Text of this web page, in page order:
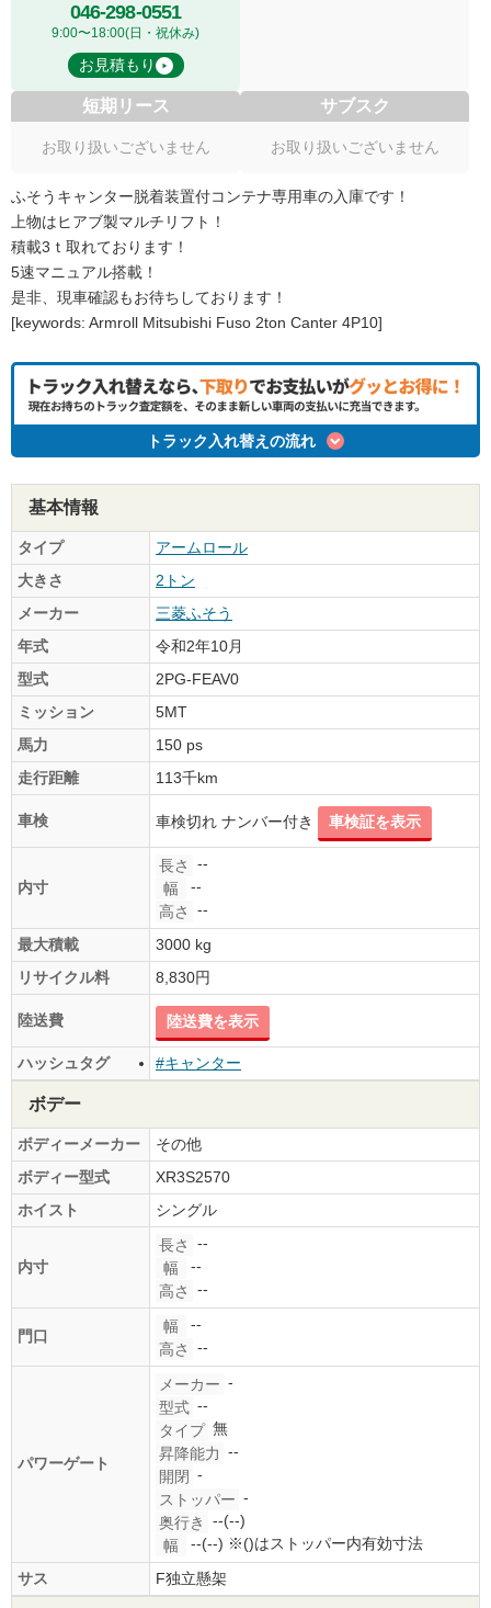
046-298-0551
9:00〜18:00(日・祝休み)
お見積もり
短期リース
お取り扱いございません
サブスク
お取り扱いございません
ふそうキャンター脱着装置付コンテナ専用車の入庫です！
上物はヒアブ製マルチリフト！
積載3ｔ取れております！
5速マニュアル搭載！
是非、現車確認もお待ちしております！
[keywords: Armroll Mitsubishi Fuso 2ton Canter 4P10]
トラック入れ替えの流れ
基本情報
タイプ
アームロール
大きさ
2トン
メーカー
三菱ふそう
年式
令和2年10月
型式
2PG-FEAV0
ミッション
5MT
馬力
150 ps
走行距離
113千km
車検 車検切れ ナンバー付き 車検証を表示
内寸
長さ
--
幅
--
高さ
--
最大積載
3000 kg
リサイクル料
8,830円
陸送費 陸送費を表示
ハッシュタグ #キャンター
ボデー
ボディーメーカー
その他
ボディー型式
XR3S2570
ホイスト
シングル
内寸
長さ
--
幅
--
高さ
--
門口
幅
--
高さ
--
パワーゲート
メーカー -
型式 --
タイプ 無
昇降能力 --
開閉 -
ストッパー -
奥行き
--(--)
幅
--(--) ※()はストッパー内有効寸法
サス
F独立懸架